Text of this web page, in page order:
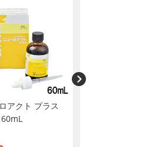
アクト プラス